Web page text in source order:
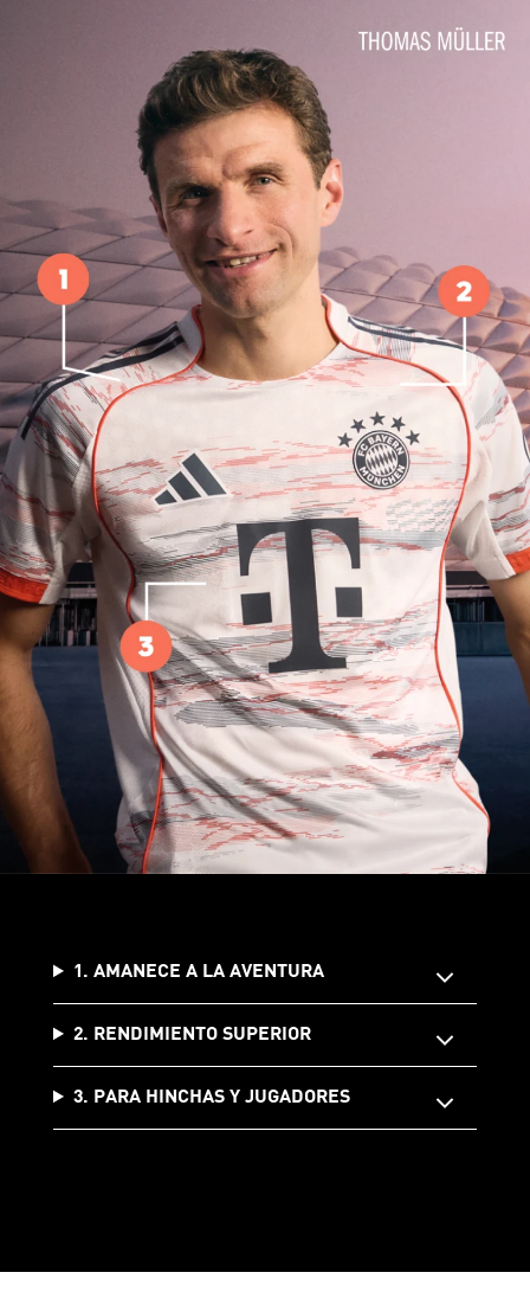
1. AMANECE A LA AVENTURA
2. RENDIMIENTO SUPERIOR
3. PARA HINCHAS Y JUGADORES